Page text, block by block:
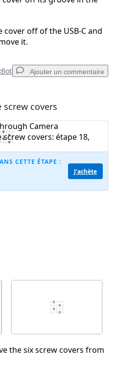
off of the USB-C and
it.
Ajouter un commentaire
commentaire
Publier un commentaire
screw covers
CETTE ÉTAPE :
J'achète
the six screw covers from